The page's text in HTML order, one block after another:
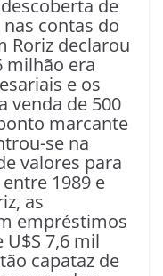
de
contas do
Roriz declarou
milhão era
e os
venda de 500
marcante
se na
valores para
1989 e
as
empréstimos
U$S 7,6 mil
capataz de